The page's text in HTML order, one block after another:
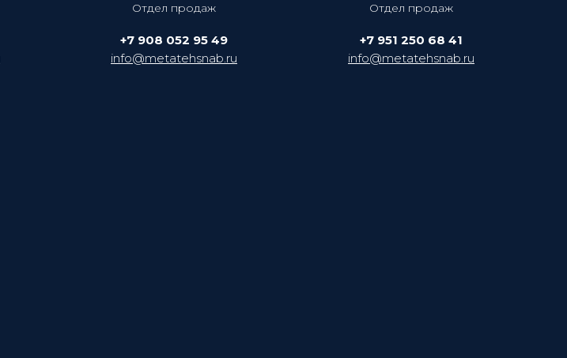
Отдел продаж
+7 908 052 95 49
info@metatehsnab.ru
Отдел продаж
+7 951 250 68 41
info@metatehsnab.ru